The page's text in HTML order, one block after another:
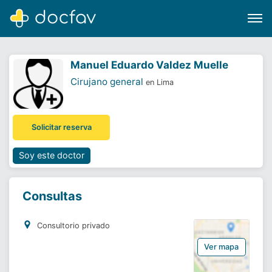
Software para clínicas
¿Eres un doctor?
Manuel Eduardo Valdez Muelle
Cirujano general en Lima
Solicitar reserva
Soy este doctor
Consultas
Consultorio privado
Ver mapa